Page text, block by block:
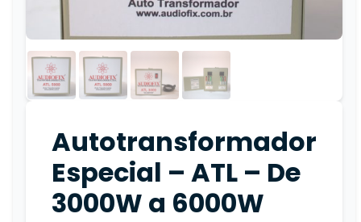
Autotransformador
Especial – ATL – De
3000W a 6000W